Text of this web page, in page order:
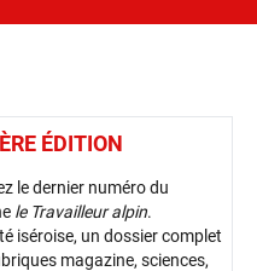
ÉDITION
le dernier numéro du
le Travailleur alpin.
iséroise, un dossier complet
magazine, sciences,